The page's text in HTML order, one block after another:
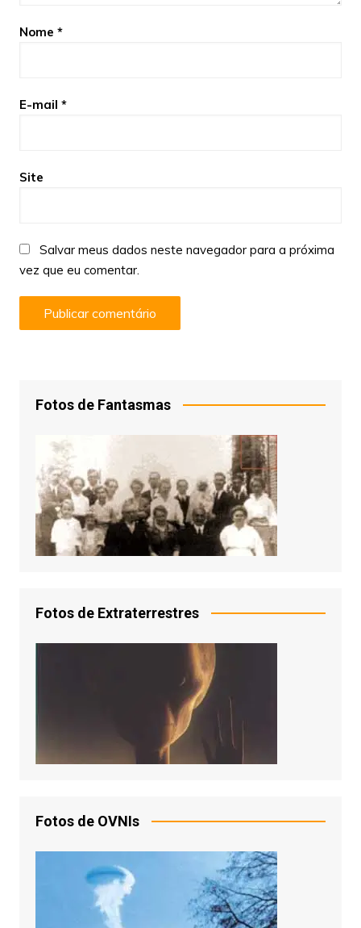
Nome *
E-mail *
Site
Salvar meus dados neste navegador para a próxima
vez que eu comentar.
Fotos de Fantasmas
Fotos de Extraterrestres
Fotos de OVNIs